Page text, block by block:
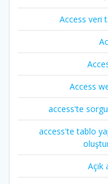
Access veri
Access
access'te
access'te tablo
Açık